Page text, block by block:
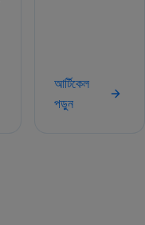
আর্টিকেল
পড়ুন